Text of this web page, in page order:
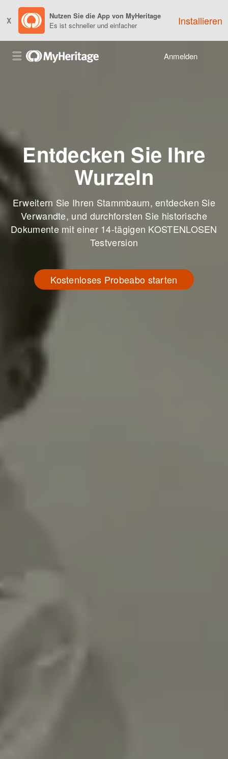
X
Nutzen Sie die App von MyHeritage
Es ist schneller und einfacher
Installieren
Anmelden
Entdecken Sie Ihre
Wurzeln
Erweitern Sie Ihren Stammbaum, entdecken Sie
Verwandte, und durchforsten Sie historische
Dokumente mit einer 14-tägigen KOSTENLOSEN
Testversion
Kostenloses Probeabo starten